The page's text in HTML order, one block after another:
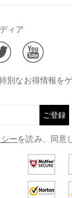
づく表示
いて
別なお得情報を
ご登録
ーを読み、同意
ィア